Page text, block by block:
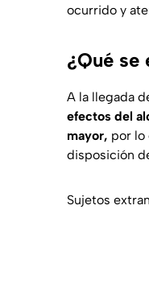
ocurrido y
¿Qué se
A la llegada
efectos del
mayor, por lo
disposición
Sujetos